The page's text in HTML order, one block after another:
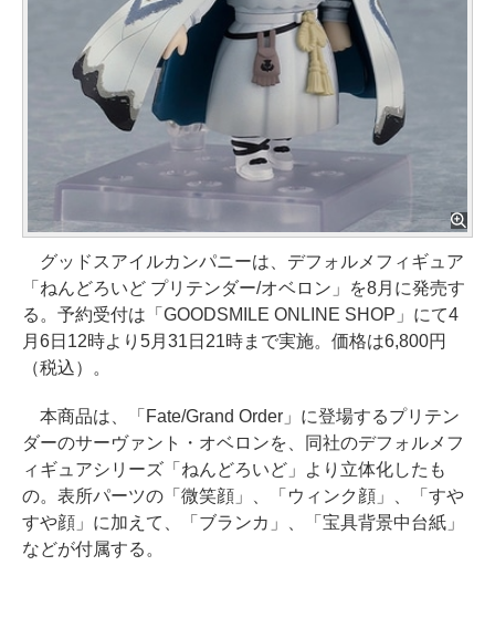
グッドスアイルカンパニーは、デフォルメフィギュア
「ねんどろいど プリテンダー/オベロン」を8月に発売す
る。予約受付は「GOODSMILE ONLINE SHOP」にて4
月6日12時より5月31日21時まで実施。価格は6,800円
（税込）。
本商品は、「Fate/Grand Order」に登場するプリテン
ダーのサーヴァント・オベロンを、同社のデフォルメフ
ィギュアシリーズ「ねんどろいど」より立体化したも
の。表所パーツの「微笑顔」、「ウィンク顔」、「すや
すや顔」に加えて、「ブランカ」、「宝具背景中台紙」
などが付属する。